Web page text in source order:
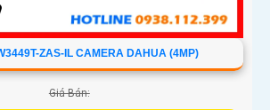
ZAS-IL CAMERA DAHUA (4MP)
Giá Bán: